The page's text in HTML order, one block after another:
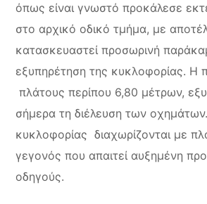
όπως είναι γνωστό προκάλεσε
στο αρχικό οδικό τμήμα, με
κατασκευαστεί προσωρινή
εξυπηρέτηση της κυκλοφορίας. Η
πλάτους περίπου 6,80 μέτρων,
σήμερα τη διέλευση των
κυκλοφορίας διαχωρίζονται με
γεγονός που απαιτεί αυξημένη
οδηγούς.